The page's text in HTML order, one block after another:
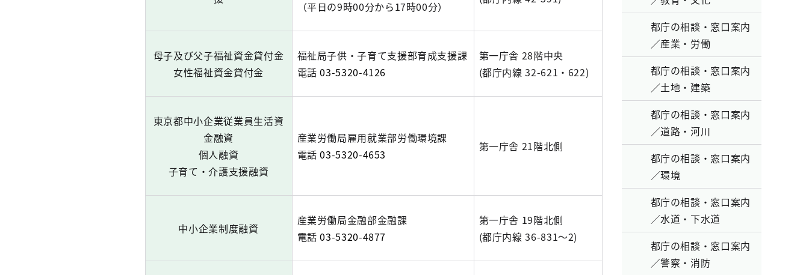
（平日の9時00分から17時00分）
母子及び父子福祉資金貸付金
女性福祉資金貸付金
福祉局子供・子育て支援部育成支援課
電話03-5320-4126
第一庁舎 28階中央
(都庁内線 32-621・622)
東京都中小企業従業員生活資
金融資
個人融資
子育て・介護支援融資
産業労働局雇用就業部労働環境課
電話03-5320-4653
第一庁舎 21階北側
中小企業制度融資
産業労働局金融部金融課
電話03-5320-4877
第一庁舎 19階北側
(都庁内線 36-831～2)
都庁の相談・窓口案内
／産業・労働
都庁の相談・窓口案内
／土地・建築
都庁の相談・窓口案内
／道路・河川
都庁の相談・窓口案内
／環境
都庁の相談・窓口案内
／水道・下水道
都庁の相談・窓口案内
／警察・消防